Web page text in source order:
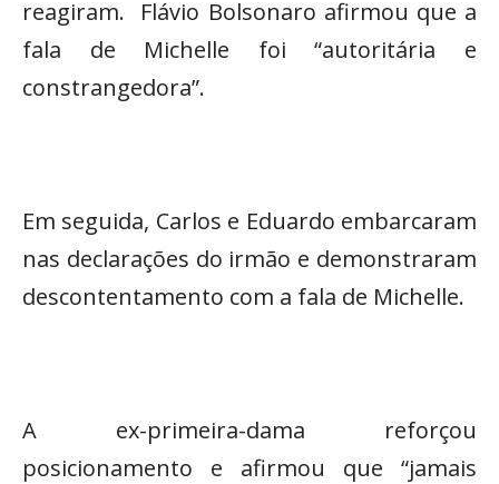
reagiram. Flávio Bolsonaro afirmou que a
fala de Michelle foi “autoritária e
constrangedora”.
Em seguida, Carlos e Eduardo embarcaram
nas declarações do irmão e demonstraram
descontentamento com a fala de Michelle.
A ex-primeira-dama reforçou
posicionamento e afirmou que “jamais